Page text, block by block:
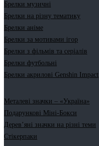
Брелки музичні
Брелки на різну тематику
Брелки аніме
Брелки за мотивами ігор
Брелки з фільмів та серіалів
Брелки футбольні
Брелки акрилові Genshin Impact
Металеві значки – «Україна»
Подарункові Міні-Бокси
Дерев’яні значки на різні теми
Стікерпаки